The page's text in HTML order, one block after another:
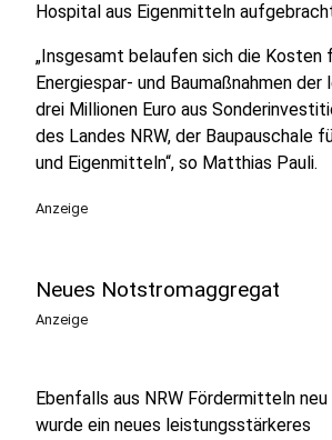
Hospital aus Eigenmitteln
„Insgesamt belaufen sich die Kosten
Energiespar- und Baumaßnahmen
drei Millionen Euro aus
des Landes NRW, der Baupauschale
und Eigenmitteln“, so Matthias Pauli.
Anzeige
Neues Notstromaggregat
Anzeige
Ebenfalls aus NRW Fördermitteln
wurde ein neues leistungsstärkeres